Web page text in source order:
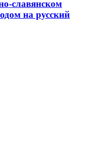
славянском
на русский